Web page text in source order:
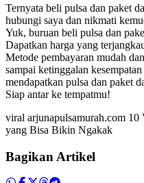
Ternyata beli pulsa dan paket
hubungi saya dan nikmati
Yuk, buruan beli pulsa dan
Dapatkan harga yang
Metode pembayaran mudah
sampai ketinggalan
mendapatkan pulsa dan paket
Siap antar ke tempatmu!
viral arjunapulsamurah.com
yang Bisa Bikin Ngakak
Bagikan Artikel